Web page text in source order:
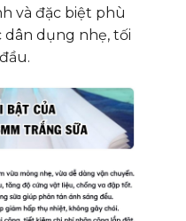
và đặc biệt phù
dân dụng nhẹ, tối